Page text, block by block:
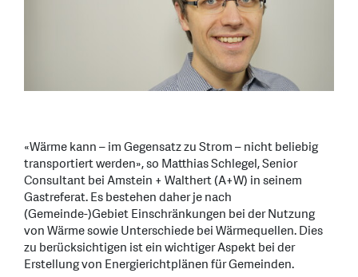
«Wärme kann – im Gegensatz zu Strom – nicht beliebig
transportiert werden», so Matthias Schlegel, Senior
Consultant bei Amstein + Walthert (A+W) in seinem
Gastreferat. Es bestehen daher je nach
(Gemeinde-)Gebiet Einschränkungen bei der Nutzung
von Wärme sowie Unterschiede bei Wärmequellen. Dies
zu berücksichtigen ist ein wichtiger Aspekt bei der
Erstellung von Energierichtplänen für Gemeinden.